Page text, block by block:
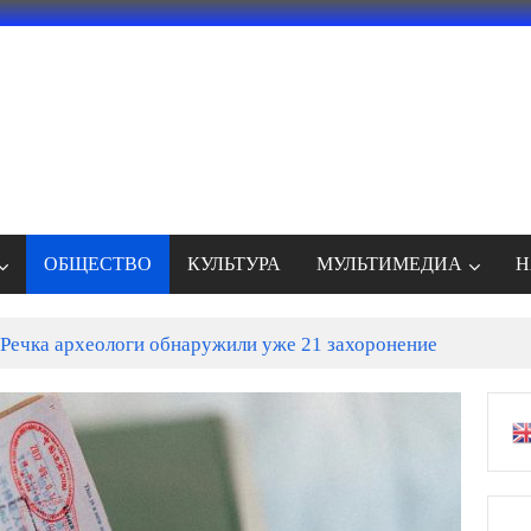
ОБЩЕСТВО КУЛЬТУРА МУЛЬТИМЕДИА
археологи обнаружили уже 21 захоронение